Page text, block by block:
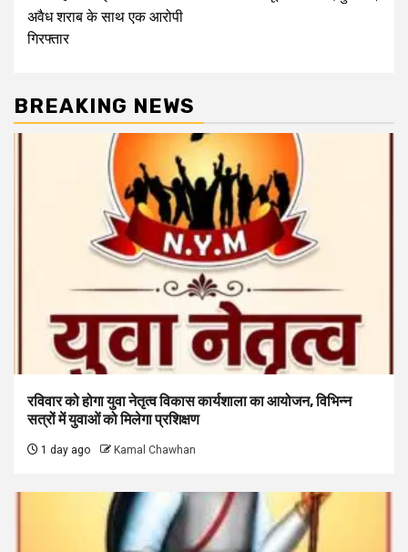
अवैध शराब के साथ एक आरोपी
गिरफ्तार
BREAKING NEWS
रविवार को होगा युवा नेतृत्व विकास कार्यशाला का आयोजन, विभिन्न
सत्रों में युवाओं को मिलेगा प्रशिक्षण
1 day ago Kamal Chawhan